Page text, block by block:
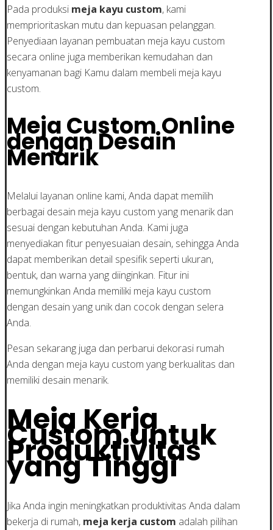
Pada produksi meja kayu custom, kami
memprioritaskan mutu dan kepuasan pelanggan.
Penyediaan layanan pembuatan meja kayu custom
secara online juga memberikan kemudahan dan
kenyamanan bagi Kamu dalam membeli meja kayu
custom.
Meja Custom Online
dengan Desain
Menarik
Melalui layanan online kami, Anda dapat memilih
berbagai desain meja kayu custom yang menarik dan
sesuai dengan kebutuhan Anda. Kami juga
menyediakan fitur penyesuaian desain, sehingga Anda
dapat memberikan detail spesifik seperti ukuran,
bentuk, dan warna yang diinginkan. Fitur ini
memungkinkan Anda memiliki meja kayu custom
dengan desain yang unik dan cocok dengan selera
Anda.
Pesan sekarang juga dan perbarui dekorasi rumah
Anda dengan meja kayu custom yang berkualitas dan
memiliki desain menarik.
Meja Kerja
Custom untuk
Produktivitas
yang Tinggi
Jika Anda ingin meningkatkan produktivitas Anda dalam
bekerja di rumah, meja kerja custom adalah pilihan